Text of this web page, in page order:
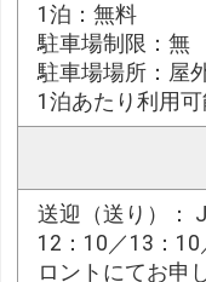
1泊：無料
駐車場制限：無
駐車場場所：屋
1泊あたり利用
送迎（送り）：
12：10／13：
ロントにてお申